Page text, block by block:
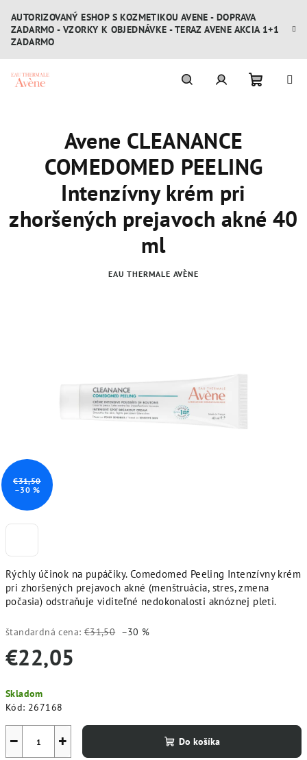
obsah
AUTORIZOVANÝ ESHOP S KOZMETIKOU AVENE - DOPRAVA
ZADARMO - VZORKY K OBJEDNÁVKE - TERAZ AVENE AKCIA 1+1
ZADARMO
Rýchly účinok na pupáčiky. Comedomed Peeling Intenzívny krém
pri zhoršených prejavoch akné (menštruácia, stres, zmena
počasia) odstraňuje viditeľné nedokonalosti aknóznej pleti.
štandardná cena: €31,50 –30 %
€22,05
cena:
Skladom
Kód: 267168
+
− Do košíka
Avene CLEANANCE
COMEDOMED PEELING
Intenzívny krém pri
zhoršených prejavoch akné 40
ml
EAU THERMALE AVÈNE
€31,50
–30 %